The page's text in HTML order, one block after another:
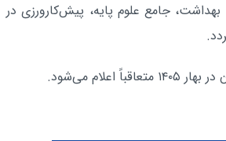
بهداشت، جامع علوم پایه، پیش‌کارورزی در
اعلام می‌شود.